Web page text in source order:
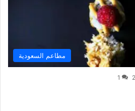
مطاعم السعودية
1